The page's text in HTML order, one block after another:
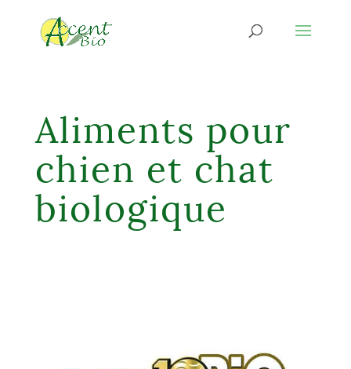
Aliments pour
chien et chat
biologique